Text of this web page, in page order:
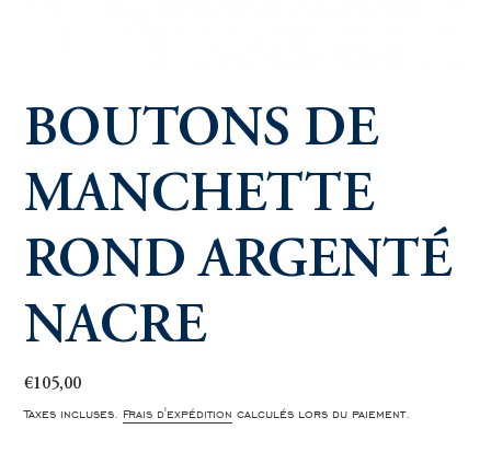
BOUTONS DE
MANCHETTE
ROND ARGENTÉ
NACRE
Prix
normal
€105,00
Taxes incluses. Frais d'expédition calculés lors du paiement.